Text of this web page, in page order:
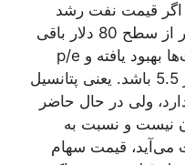
اگر قیمت نفت رشد
بسیار زیادی نداشته باشد و کمتر از سطح 80 دلار باقی
بماند، حاشیه سود بیشتر شرکت‌ها بهبود یافته و p/e
فوروارد صنعت پالایشی کمتر از 5.5 باشد. یعنی پتانسیل
ولی در حال حاضر
نیست و نسبت به
می‌آید، قیمت سهام